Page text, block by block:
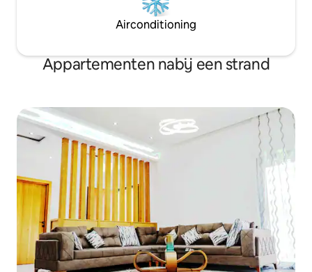
Airconditioning
Appartementen nabij een strand